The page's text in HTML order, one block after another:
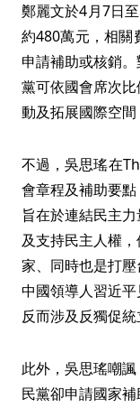
鄭麗文於4月7日
約480萬元，相關
申請補助或核銷
黨可依國會席次
動及拓展國際空間
不過，吳思瑤在
會章程及補助要
旨在於連結民主
及支持民主人權
家、同時也是打
中國領導人習近
反而涉及反獨促統
此外，吳思瑤嘲
民黨卻申請國家